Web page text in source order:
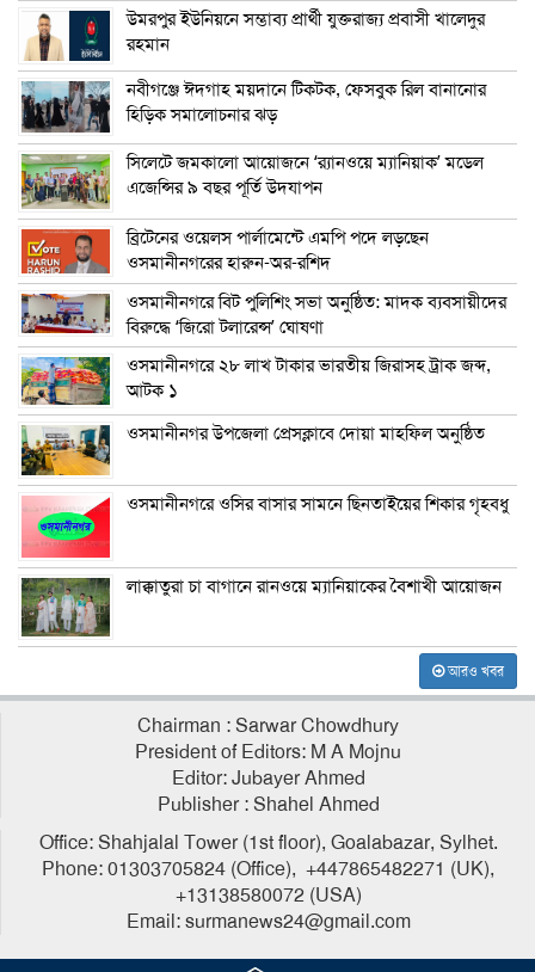
উমরপুর ইউনিয়নে সম্ভাব্য প্রার্থী যুক্তরাজ্য প্রবাসী খালেদুর
রহমান
নবীগঞ্জে ঈদগাহ ময়দানে টিকটক, ফেসবুক রিল বানানোর
হিড়িক সমালোচনার ঝড়
সিলেটে জমকালো আয়োজনে ‘র‍্যানওয়ে ম্যানিয়াক’ মডেল
এজেন্সির ৯ বছর পূর্তি উদযাপন
ব্রিটেনের ওয়েলস পার্লামেন্টে এমপি পদে লড়ছেন
ওসমানীনগরের হারুন-অর-রশিদ
ওসমানীনগরে বিট পুলিশিং সভা অনুষ্ঠিত: মাদক ব্যবসায়ীদের
বিরুদ্ধে ‘জিরো টলারেন্স’ ঘোষণা
ওসমানীনগরে ২৮ লাখ টাকার ভারতীয় জিরাসহ ট্রাক জব্দ,
আটক ১
ওসমানীনগর উপজেলা প্রেসক্লাবে দোয়া মাহফিল অনুষ্ঠিত
ওসমানীনগরে ওসির বাসার সামনে ছিনতাইয়ের শিকার গৃহবধু
লাক্কাতুরা চা বাগানে রানওয়ে ম্যানিয়াকের বৈশাখী আয়োজন
আরও খবর
Chairman : Sarwar Chowdhury
President of Editors: M A Mojnu
Editor: Jubayer Ahmed
Publisher : Shahel Ahmed
Office: Shahjalal Tower (1st floor), Goalabazar, Sylhet.
Phone: 01303705824 (Office), +447865482271 (UK),
+13138580072 (USA)
Email: surmanews24@gmail.com